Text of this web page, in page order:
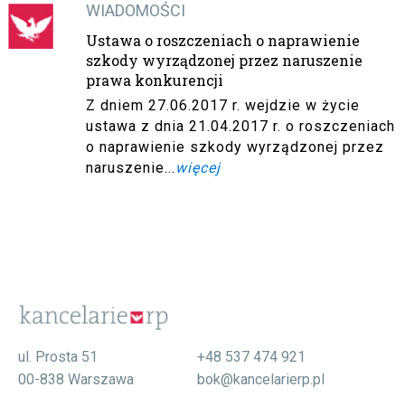
WIADOMOŚCI
Ustawa o roszczeniach o naprawienie
szkody wyrządzonej przez naruszenie
prawa konkurencji
Z dniem 27.06.2017 r. wejdzie w życie
ustawa z dnia 21.04.2017 r. o roszczeniach
o naprawienie szkody wyrządzonej przez
naruszenie... więcej
ul. Prosta 51
00-838 Warszawa
+48 537 474 921
bok@kancelarierp.pl